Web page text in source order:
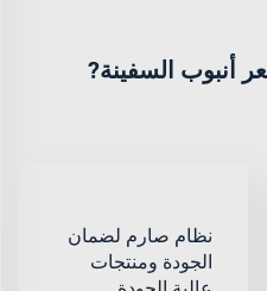
نظام صارم لضمان
الجودة ومنتجات